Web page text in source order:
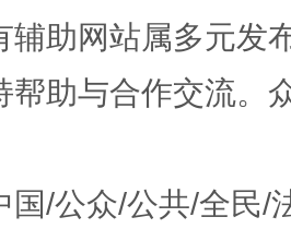
辅助网站属多元发
帮助与合作交流。
国/公众/公共/全民/